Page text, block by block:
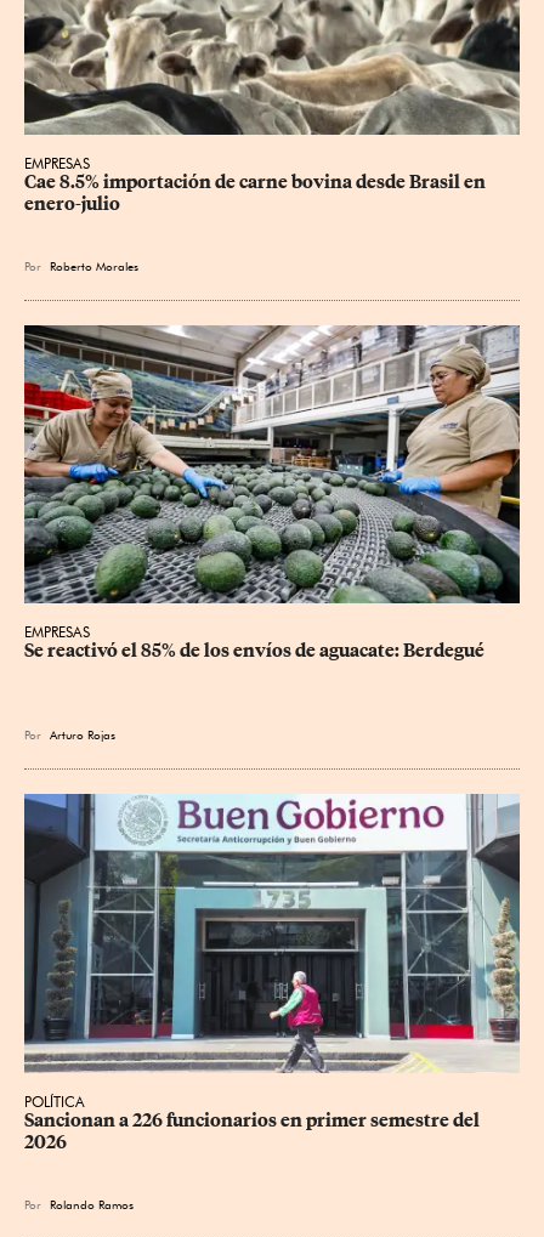
EMPRESAS
Cae 8.5% importación de carne bovina desde Brasil en
enero-julio
Por Roberto Morales
EMPRESAS
Se reactivó el 85% de los envíos de aguacate: Berdegué
Por Arturo Rojas
POLÍTICA
Sancionan a 226 funcionarios en primer semestre del
2026
Por Rolando Ramos